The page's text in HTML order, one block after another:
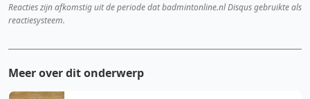
Reacties zijn afkomstig uit de periode dat badmintonline.nl Disqus gebruikte als
reactiesysteem.
Meer over dit onderwerp